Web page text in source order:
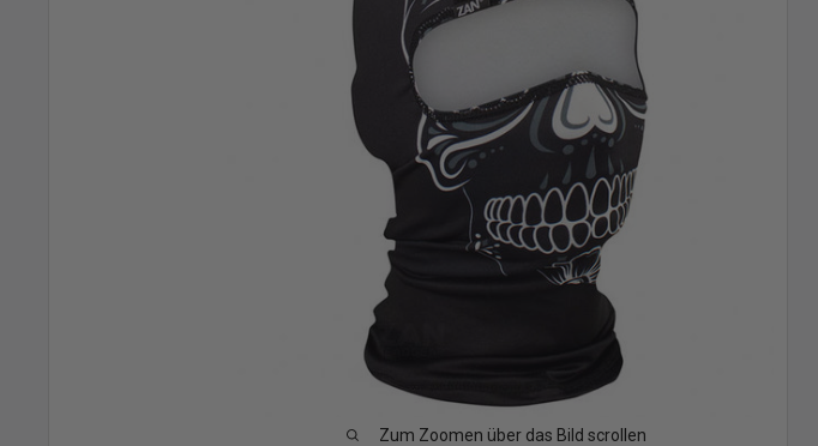
Zum Zoomen über das Bild scrollen